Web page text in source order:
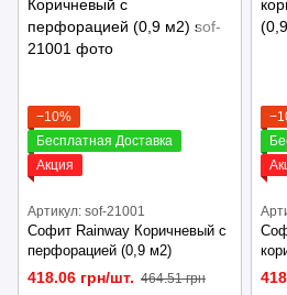
−10%
Бесплатная Доставка
Акция
Артикул: sof-21001
Софит Rainway Коричневый с
перфорацией (0,9 м2)
418.06 грн/шт. 464.51 грн